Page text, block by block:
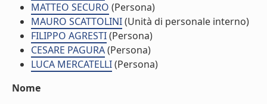
MATTEO SECURO (Persona)
MAURO SCATTOLINI(Unità di personale interno)
FILIPPO AGRESTI(Persona)
CESARE PAGURA(Persona)
LUCA MERCATELLI(Persona)
Nome